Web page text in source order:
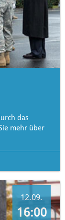
das
mehr über
12.09.
16:00